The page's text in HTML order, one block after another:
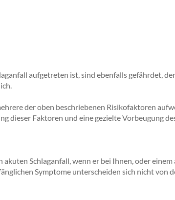
aufgetreten ist, sind ebenfalls gefährdet,
der oben beschriebenen Risikofaktoren
dieser Faktoren und eine gezielte Vorbeugung
akuten Schlaganfall, wenn er bei Ihnen, oder einem
Symptome unterscheiden sich nicht von